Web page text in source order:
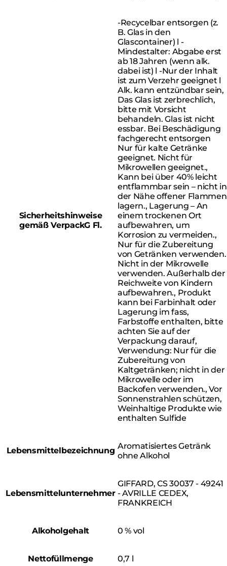
Sicherheitshinweise
gemäß VerpackG Fl.
-Recycelbar entsorgen (z.
B. Glas in den
Glascontainer) l -
Mindestalter: Abgabe erst
ab 18 Jahren (wenn alk.
dabei ist) l -Nur der Inhalt
ist zum Verzehr geeignet l
Alk. kann entzündbar sein,
Das Glas ist zerbrechlich,
bitte mit Vorsicht
behandeln. Glas ist nicht
essbar. Bei Beschädigung
fachgerecht entsorgen
Nur für kalte Getränke
geeignet. Nicht für
Mikrowellen geeignet.,
Kann bei über 40% leicht
entflammbar sein – nicht in
der Nähe offener Flammen
lagern., Lagerung – An
einem trockenen Ort
aufbewahren, um
Korrosion zu vermeiden.,
Nur für die Zubereitung
von Getränken verwenden.
Nicht in der Mikrowelle
verwenden. Außerhalb der
Reichweite von Kindern
aufbewahren., Produkt
kann bei Farbinhalt oder
Lagerung im fass,
Farbstoffe enthalten, bitte
achten Sie auf der
Verpackung darauf,
Verwendung: Nur für die
Zubereitung von
Kaltgetränken; nicht in der
Mikrowelle oder im
Backofen verwenden., Vor
Sonnenstrahlen schützen,
Weinhaltige Produkte wie
enthalten Sulfide
Lebensmittelbezeichnung Aromatisiertes Getränk
ohne Alkohol
Lebensmittelunternehmer
GIFFARD, CS 30037 - 49241
- AVRILLE CEDEX,
FRANKREICH
Alkoholgehalt 0 % vol
Nettofüllmenge 0,7 l